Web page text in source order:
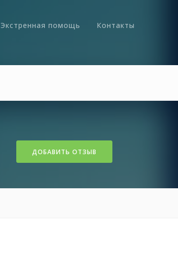
Экстренная помощь Контакты
ДОБАВИТЬ ОТЗЫВ